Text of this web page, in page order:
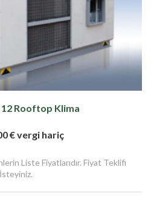
Rooftop Klima
€ vergi hariç
Liste Fiyatlarıdır. Fiyat Teklifi
İsteyiniz.